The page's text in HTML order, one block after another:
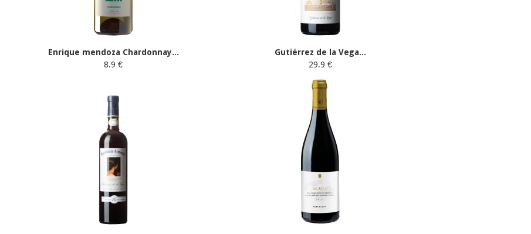
Enrique mendoza Chardonnay...
8.9 €
Gutiérrez de la Vega...
29.9 €